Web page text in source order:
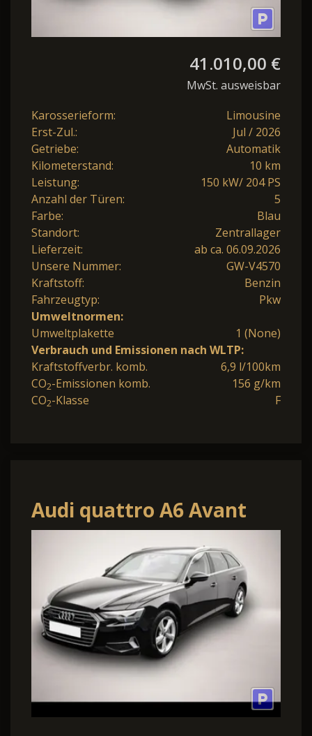
41.010,00 €
MwSt. ausweisbar
Karosserieform:
Limousine
Erst-Zul.:
Jul / 2026
Getriebe:
Automatik
Kilometerstand:
10 km
Leistung:
150 kW/ 204 PS
Anzahl der Türen:
5
Farbe:
Blau
Standort:
Zentrallager
Lieferzeit:
ab ca. 06.09.2026
Unsere Nummer:
GW-V4570
Kraftstoff:
Benzin
Fahrzeugtyp:
Pkw
Umweltnormen:
Umweltplakette
1 (None)
Verbrauch und Emissionen nach WLTP:
Kraftstoffverbr. komb.
6,9 l/100km
CO2-Emissionen komb.
156 g/km
CO2-Klasse F
Audi quattro A6 Avant
40TDI quattro S tronic
sport STANDHZ/AH